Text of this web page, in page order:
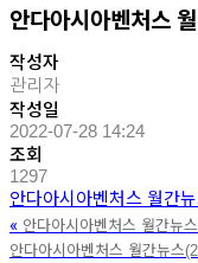
안다아시아벤처스
작성자
관리자
작성일
2022-07-28 14:24
조회
1297
안다아시아벤처스 월간
« 안다아시아벤처스 월간뉴
안다아시아벤처스 월간뉴스